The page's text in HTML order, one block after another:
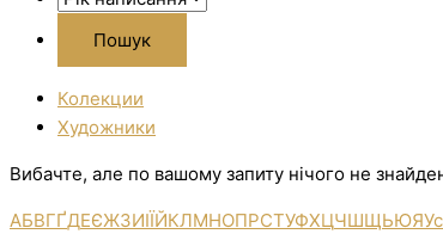
Колекции
Художники
Вибачте, але по вашому запиту нічого не
АБВГҐДЕЄЖЗИІЇЙКЛМНОПРСТУФХЦЧШЩЬЮЯ